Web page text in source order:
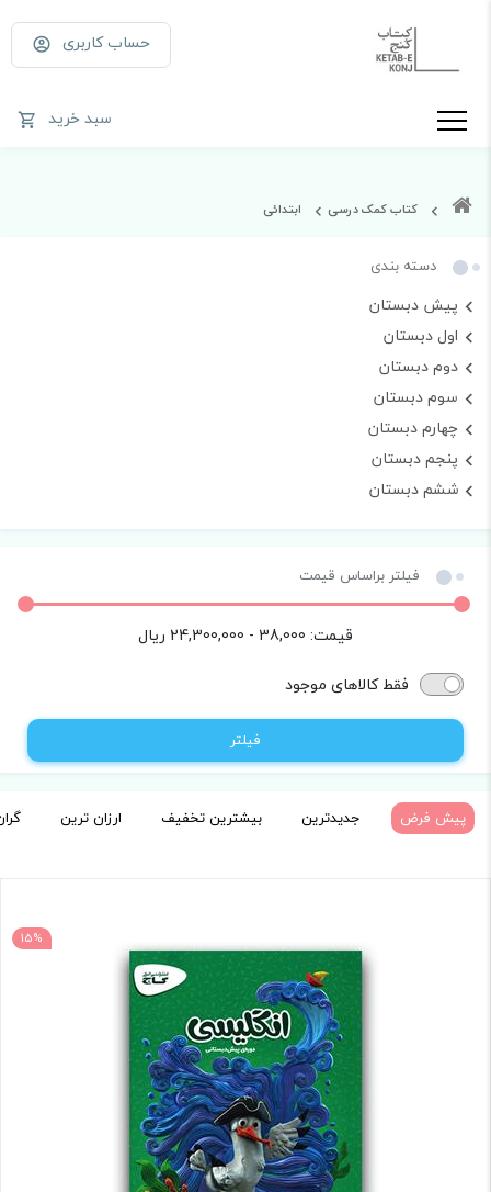
حساب کاربری
سبد خرید
کتاب کمک درسی ابتدائی
دسته بندی
پیش دبستان
اول دبستان
دوم دبستان
سوم دبستان
چهارم دبستان
پنجم دبستان
ششم دبستان
فیلتر براساس قیمت
قیمت: 38,000 - 24,300,000
ریال
فقط کالاهای موجود
فیلتر
پیش فرض جدیدترین بیشترین تخفیف ارزان ترین
15%